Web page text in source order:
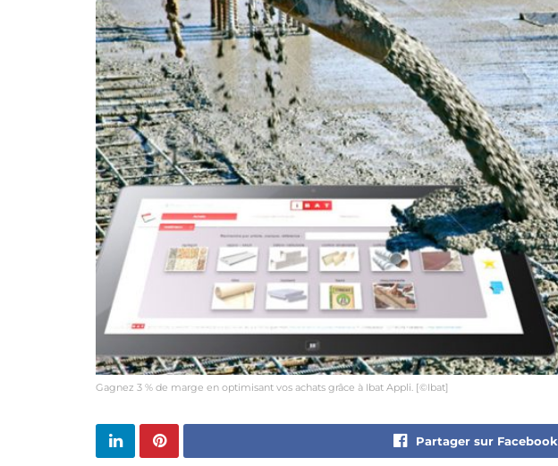
Gagnez 3 % de marge en optimisant vos achats grâce à Ibat Appli. [©Ibat]
Partager sur Facebook